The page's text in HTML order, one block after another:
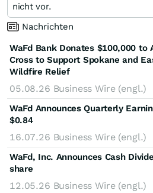
nicht vor.
Nachrichten
WaFd Bank Donates $100,000 to
Cross to Support Spokane and
Wildfire Relief
05.08.26 Business Wire (engl.)
WaFd Announces Quarterly
$0.84
16.07.26 Business Wire (engl.)
WaFd, Inc. Announces Cash
share
12.05.26 Business Wire (engl.)